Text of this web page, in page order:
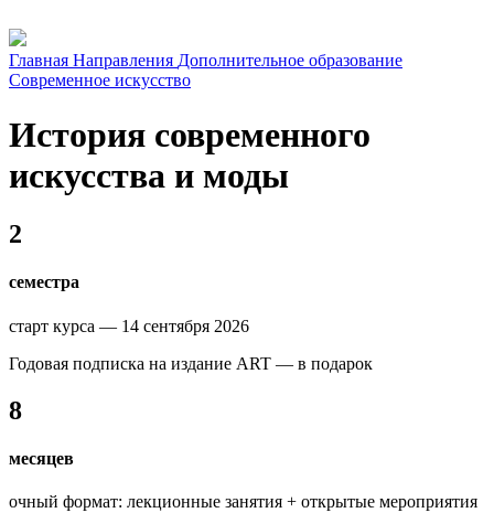
Главная Направления Дополнительное образование
Современное искусство
История современного
искусства и моды
2
семестра
старт курса — 14 сентября 2026
Годовая подписка на издание ART — в подарок
8
месяцев
очный формат: лекционные занятия + открытые мероприятия